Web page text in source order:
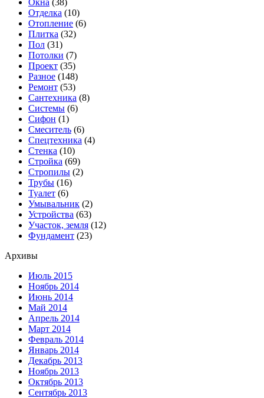
Окна (38)
Отделка (10)
Отопление (6)
Плитка (32)
Пол (31)
Потолки (7)
Проект (35)
Разное (148)
Ремонт (53)
Сантехника (8)
Системы (6)
Сифон (1)
Смеситель (6)
Спецтехника (4)
Стенка (10)
Стройка (69)
Стропилы (2)
Трубы (16)
Туалет (6)
Умывальник (2)
Устройства (63)
Участок, земля (12)
Фундамент (23)
Архивы
Июль 2015
Ноябрь 2014
Июнь 2014
Май 2014
Апрель 2014
Март 2014
Февраль 2014
Январь 2014
Декабрь 2013
Ноябрь 2013
Октябрь 2013
Сентябрь 2013